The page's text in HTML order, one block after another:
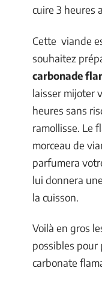
cuire 3 heures
Cette viande
souhaitez
carbonade
laisser mijoter
heures sans
ramollisse. Le
morceau de
parfumera
lui donnera
la cuisson.
Voilà en gros
possibles pour
carbonate